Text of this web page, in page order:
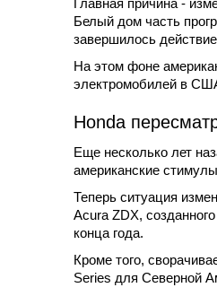
Главная причина -
Белый дом часть
завершилось
На этом фоне
электромобилей в
Honda
Еще несколько лет
американские
Теперь ситуация
Acura ZDX,
конца года.
Кроме того,
Series для Северной